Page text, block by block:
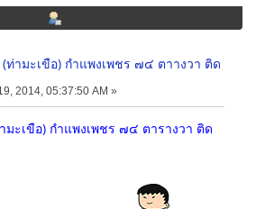
(ท่ามะเขือ) กำแพงเพชร ๗๔ ตาางวา ติด
2014, 05:37:50 AM »
มะเขือ) กำแพงเพชร ๗๔ ตารางวา ติด